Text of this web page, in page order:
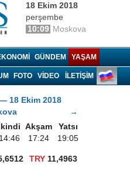
18 Ekim 2018
perşembe
10:09 Moskova
GÜNDEM YAŞAM
FOTO VIDEO İLETİŞİM
18 Ekim 2018
→
İkindi Akşam
Yatsı
14:46 17:24 19:05
TRY 11,4963